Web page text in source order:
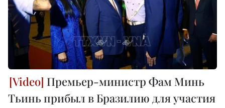
Премьер-министр Фам Минь
Тьинь прибыл в Бразилию для участия